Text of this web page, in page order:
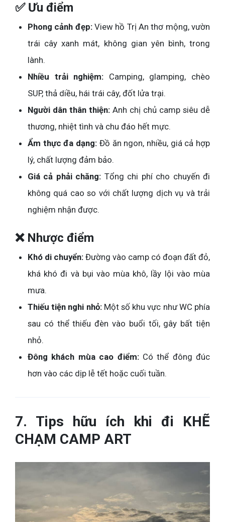
✅ Ưu điểm
Phong cảnh đẹp:View hồ Trị An thơ mộng, vườn
trái cây xanh mát, không gian yên bình, trong
lành.
Nhiều trải nghiệm: Camping, glamping, chèo
SUP, thả diều, hái trái cây, đốt lửa trại.
Người dân thân thiện: Anh chị chủ camp siêu dễ
thương, nhiệt tình và chu đáo hết mực.
Ẩm thực đa dạng: Đồ ăn ngon, nhiều, giá cả hợp
lý, chất lượng đảm bảo.
Giá cả phải chăng: Tổng chi phí cho chuyến đi
không quá cao so với chất lượng dịch vụ và trải
nghiệm nhận được.
❌ Nhược điểm
Khó di chuyển: Đường vào camp có đoạn đất đỏ,
khá khó đi và bụi vào mùa khô, lầy lội vào mùa
mưa.
Thiếu tiện nghi nhỏ:Một số khu vực như WC phía
sau có thể thiếu đèn vào buổi tối, gây bất tiện
nhỏ.
Đông khách mùa cao điểm:Có thể đông đúc
hơn vào các dịp lễ tết hoặc cuối tuần.
7. Tips hữu ích khi đi KHẼ
CHẠM CAMP ART